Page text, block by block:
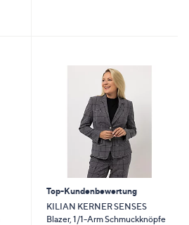
Top-Kundenbewertung
KILIAN KERNER SENSES
Blazer, 1/1-Arm Schmuckknöpfe